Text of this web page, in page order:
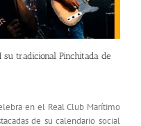
tradicional Pinchitada de
en el Real Club Marítimo
de su calendario social